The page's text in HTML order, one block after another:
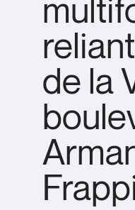
de la